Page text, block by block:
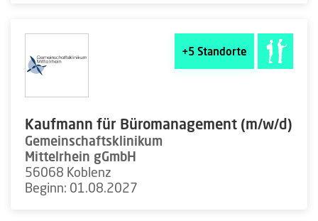
+5 Standorte
Kaufmann für Büromanagement (m/w/d)
Gemeinschaftsklinikum
Mittelrhein gGmbH
56068 Koblenz
Beginn: 01.08.2027